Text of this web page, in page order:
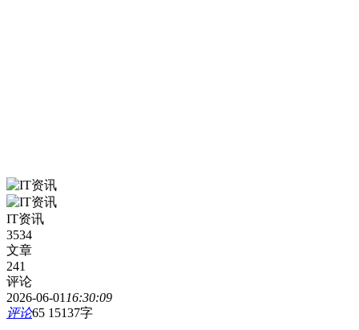
IT资讯
3534
文章
241
评论
2026-06-01 16:30:09
评论65 15137字